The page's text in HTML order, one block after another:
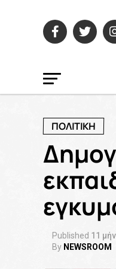
ΠΟΛΙΤΙΚΗ
Published 11
By NEWSROOM